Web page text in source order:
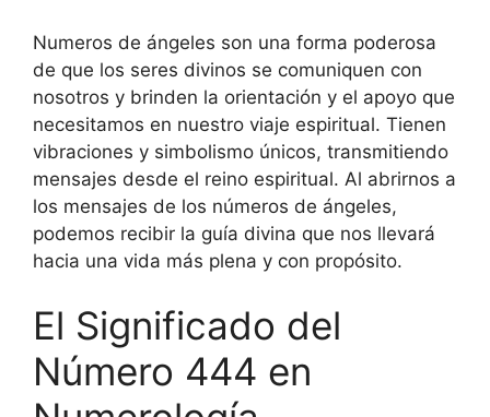
Numeros de ángeles son una forma poderosa
de que los seres divinos se comuniquen con
nosotros y brinden la orientación y el apoyo que
necesitamos en nuestro viaje espiritual. Tienen
vibraciones y simbolismo únicos, transmitiendo
mensajes desde el reino espiritual. Al abrirnos a
los mensajes de los números de ángeles,
podemos recibir la guía divina que nos llevará
hacia una vida más plena y con propósito.
El Significado del
Número 444 en